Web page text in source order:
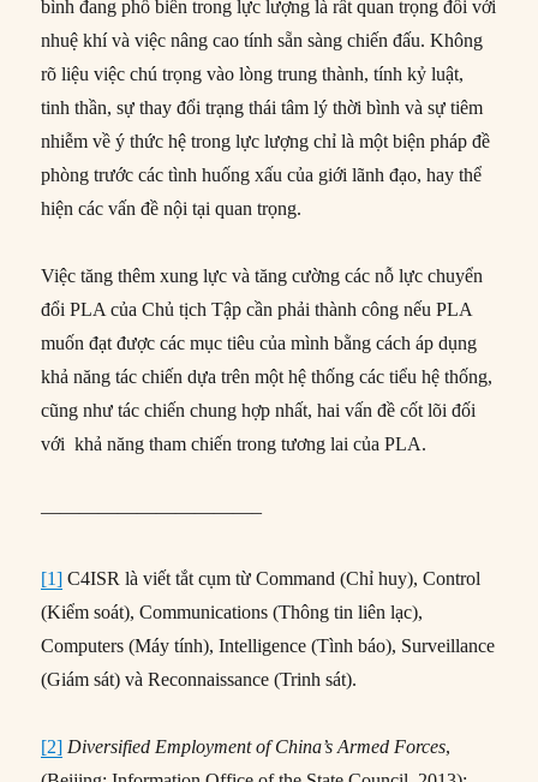
bình đang phổ biến trong lực lượng là rất quan trọng đối với
nhuệ khí và việc nâng cao tính sẵn sàng chiến đấu. Không
rõ liệu việc chú trọng vào lòng trung thành, tính kỷ luật,
tinh thần, sự thay đổi trạng thái tâm lý thời bình và sự tiêm
nhiễm về ý thức hệ trong lực lượng chỉ là một biện pháp đề
phòng trước các tình huống xấu của giới lãnh đạo, hay thể
hiện các vấn đề nội tại quan trọng.
Việc tăng thêm xung lực và tăng cường các nỗ lực chuyển
đổi PLA của Chủ tịch Tập cần phải thành công nếu PLA
muốn đạt được các mục tiêu của mình bằng cách áp dụng
khả năng tác chiến dựa trên một hệ thống các tiểu hệ thống,
cũng như tác chiến chung hợp nhất, hai vấn đề cốt lõi đối
với khả năng tham chiến trong tương lai của PLA.
———————————–
[1] C4ISR là viết tắt cụm từ Command (Chỉ huy), Control
(Kiểm soát), Communications (Thông tin liên lạc),
Computers (Máy tính), Intelligence (Tình báo), Surveillance
(Giám sát) và Reconnaissance (Trinh sát).
[2] Diversified Employment of China’s Armed Forces,